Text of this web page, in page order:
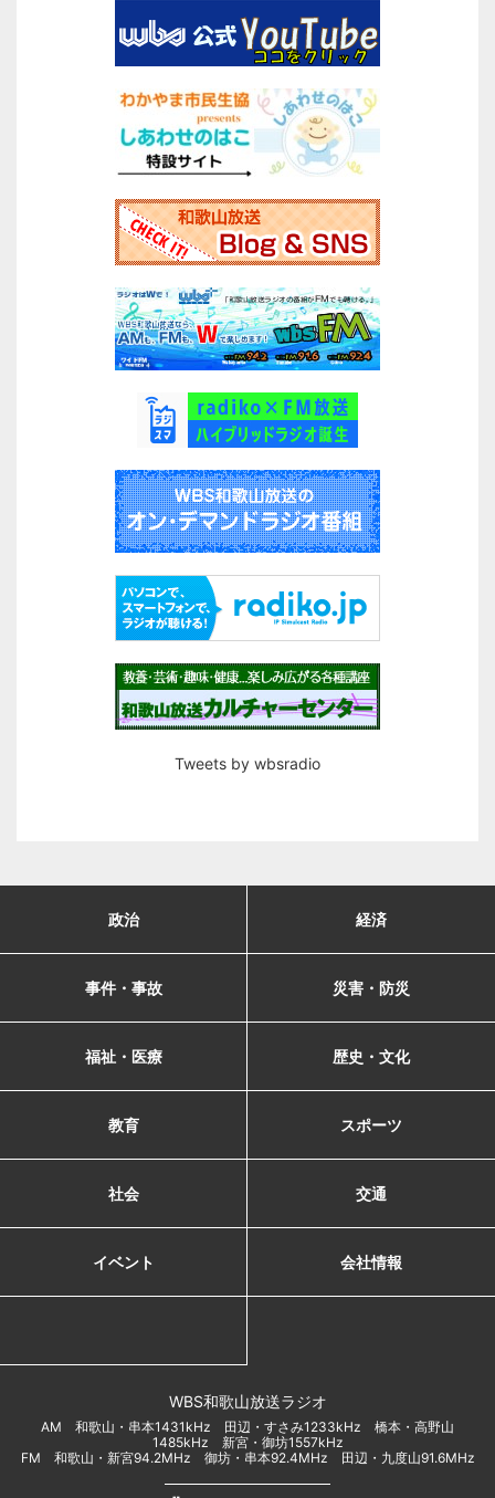
Tweets by wbsradio
政治 経済
事件・事故 災害・防災
福祉・医療 歴史・文化
教育 スポーツ
社会 交通
イベント 会社情報
WBS和歌山放送ラジオ
AM 和歌山・串本1431kHz 田辺・すさみ1233kHz 橋本・高野山
1485kHz 新宮・御坊1557kHz
FM 和歌山・新宮94.2MHz 御坊・串本92.4MHz 田辺・九度山91.6MHz